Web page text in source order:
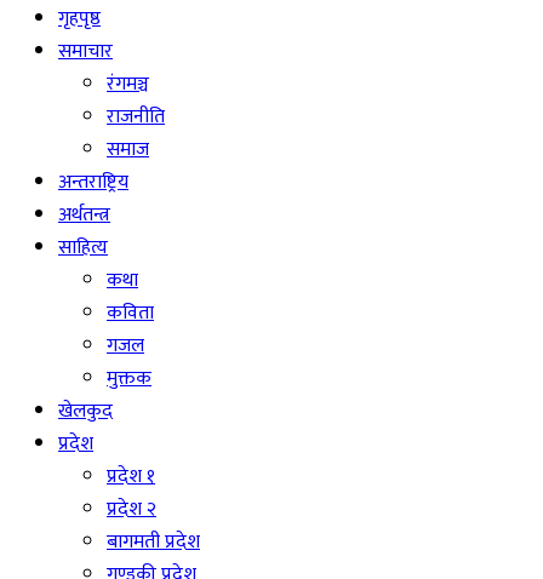
गृहपृष्ठ
समाचार
रंगमञ्च
राजनीति
समाज
अन्तराष्ट्रिय
अर्थतन्त्र
साहित्य
कथा
कविता
गजल
मुक्तक
खेलकुद
प्रदेश
प्रदेश १
प्रदेश २
बागमती प्रदेश